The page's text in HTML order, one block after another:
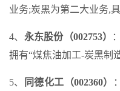
业务;炭黑为第二大业务,
4、 永东股份（002753）
拥有“煤焦油加工-炭黑制
5、 同德化工（002360）